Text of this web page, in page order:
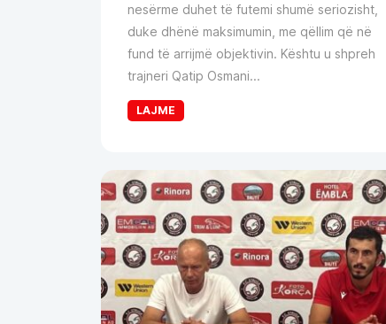
nesërme duhet të futemi shumë seriozisht,
duke dhënë maksimumin, me qëllim që në
fund të arrijmë objektivin. Kështu u shpreh
trajneri Qatip Osmani...
LAJME